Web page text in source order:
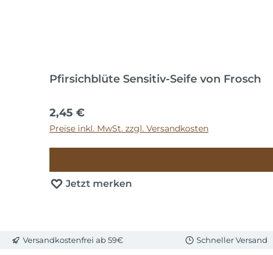
Pfirsichblüte Sensitiv-Seife von Frosch
Regulärer Preis:
2,45 €
Preise inkl. MwSt. zzgl. Versandkosten
Jetzt merken
Versandkostenfrei ab 59€ Schneller Versand